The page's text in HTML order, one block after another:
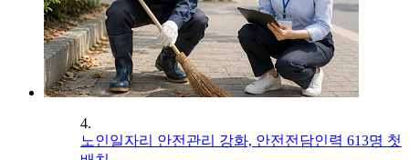
4.
노인일자리 안전관리 강화, 안전전담인력 613명 첫